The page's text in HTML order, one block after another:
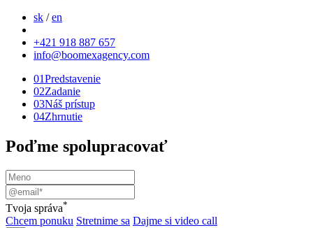
sk /en
+421 918 887 657
info@boomexagency.com
01Predstavenie
02Zadanie
03Náš prístup
04Zhrnutie
Poďme spolupracovať
Tvoja správa*
Chcem ponuku Stretnime sa Dajme si video call